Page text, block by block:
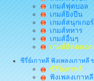
เกมส์ฟุตบอล
เกมส์ยิงปืน
เกมส์สนุกเกอร์
เกมส์หทาร
เกมส์อื่นๆ
เกมส์ฮิตตลอด
ซีรี่ย์เกาหลี ฟังเพลงเกาหลี
ซีรี่ย์เกาหลี
ฟังเพลงเกาหลี